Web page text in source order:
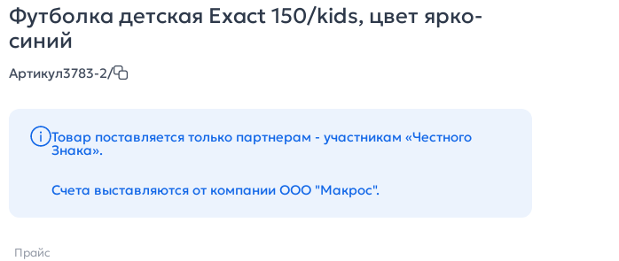
Футболка детская Exact 150/kids, цвет ярко-
синий
Артикул3783-2/
Товар поставляется только партнерам - участникам «Честного
Знака».
Счета выставляются от компании ООО "Макрос".
Прайс